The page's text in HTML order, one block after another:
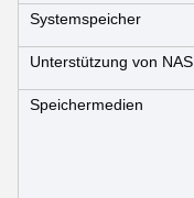
Systemspeicher
Unterstützung von NAS
Speichermedien